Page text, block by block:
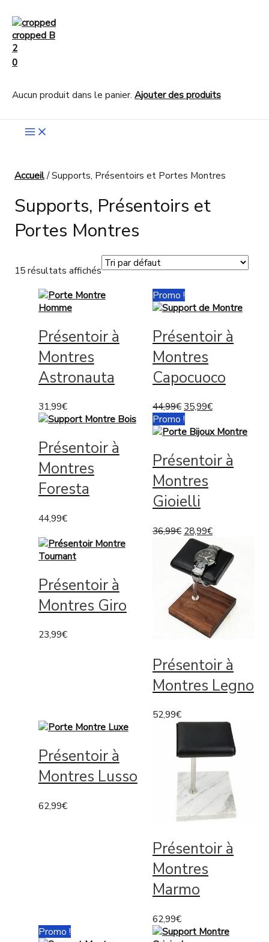
contenu
0
Aucun produit dans le panier. Ajouter des produits
Main
Menu
Accueil/ Supports, Présentoirs et Portes Montres
Supports, Présentoirs et
Portes Montres
15 résultats affichés
Présentoir à
Montres
Astronauta
31,99€
Promo !
Présentoir à
Montres
Capocuoco
44,99€ 35,99€
Présentoir à
Montres
Foresta
44,99€
Promo !
Présentoir à
Montres
Gioielli
36,99€ 28,99€
Présentoir à
Montres Giro
23,99€
Présentoir à
Montres Legno
52,99€
Présentoir à
Montres Lusso
62,99€
Présentoir à
Montres
Marmo
62,99€
Promo !